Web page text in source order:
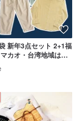
新年3点セット 2+1福
カオ・台湾地域は送